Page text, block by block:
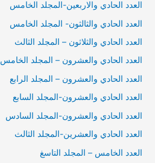
العدد الحادي والاربعين-المجلد الخامس
العدد الحادي والثالثون- المجلد الخامس
العدد الحادي والثلاثون – المجلد الثالث
العدد الحادي والعشرون – المجلد الخامس
العدد الحادي والعشرون – المجلد الرابع
العدد الحادي والعشرون-المجلد السابع
العدد الحادي والعشرون-المجلد السادس
العدد الحادي والعشرين-المجلد الثالث
العدد الخامس – المجلد التاسغ